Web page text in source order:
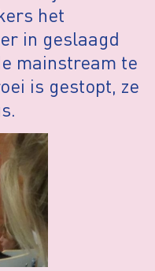
het
in geslaagd
mainstream te
is gestopt, ze